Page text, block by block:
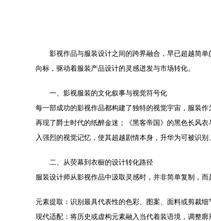
影视作品与服装设计之间的跨界融合，早已超越简
向标，驱动着服装产品设计的灵感迸发与市场转化。
一、影视服装的文化叙事与视觉符号化
每一部成功的影视作品都构建了独特的视觉宇宙，服装
再现了爵士时代的纸醉金迷；《黑客帝国》的黑色长风
入强烈的视觉记忆，使其超越剧情本身，升华为可被识别
二、从荧幕到衣橱的设计转化路径
服装设计师从影视作品中汲取灵感时，并非简单复制，
元素提取：识别最具代表性的色彩、图案、面料或剪裁
现代适配：将历史或虚构元素融入当代着装语境，调整